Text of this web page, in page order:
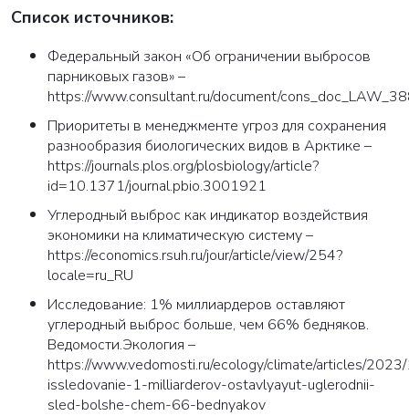
Список источников:
Федеральный закон «Об ограничении выбросов
парниковых газов» –
https://www.consultant.ru/document/
Приоритеты в менеджменте угроз для сохранения
разнообразия биологических видов в Арктике –
https://journals.plos.org/plosbiology/article?
id=10.1371/journal.pbio.3001921
Углеродный выброс как индикатор воздействия
экономики на климатическую систему –
https://economics.rsuh.ru/jour/article/view/254?
locale=ru_RU
Исследование: 1% миллиардеров оставляют
углеродный выброс больше, чем 66% бедняков.
Ведомости.Экология –
https://www.vedomosti.ru/ecology/climate/articles/
issledovanie-1-milliarderov-ostavlyayut-uglerodnii-
sled-bolshe-chem-66-bednyakov